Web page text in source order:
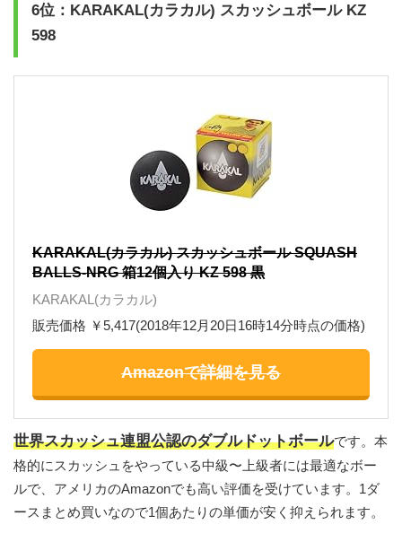
6位：KARAKAL(カラカル) スカッシュボール KZ
598
KARAKAL(カラカル) スカッシュボール SQUASH
BALLS-NRG 箱12個入り KZ 598 黒
KARAKAL(カラカル)
販売価格 ￥5,417(2018年12月20日16時14分時点の価格)
Amazonで詳細を見る
世界スカッシュ連盟公認のダブルドットボールです。本
格的にスカッシュをやっている中級〜上級者には最適なボー
ルで、アメリカのAmazonでも高い評価を受けています。1ダ
ースまとめ買いなので1個あたりの単価が安く抑えられます。